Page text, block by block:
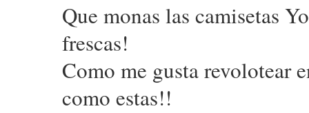
Que monas las camisetas
frescas!
Como me gusta revolotear
como estas!!